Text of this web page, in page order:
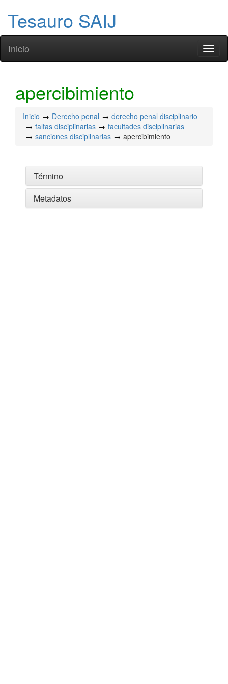
Tesauro SAIJ
Inicio
apercibimiento
Inicio Derecho penal
derecho penal disciplinario
faltas disciplinarias
facultades disciplinarias
sanciones disciplinarias
apercibimiento
Término
Metadatos